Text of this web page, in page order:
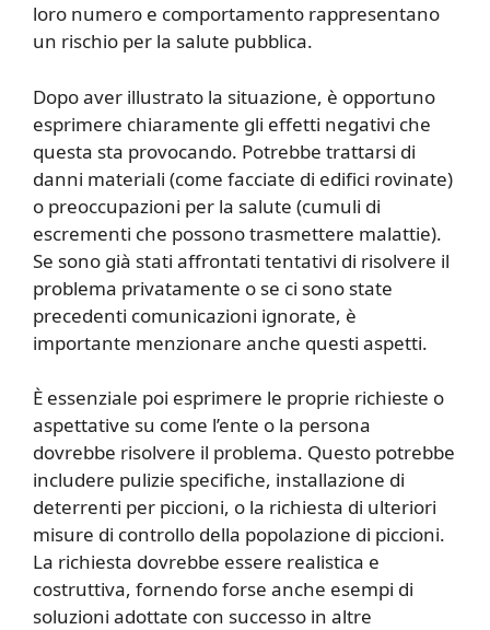
loro numero e comportamento rappresentano
un rischio per la salute pubblica.
Dopo aver illustrato la situazione, è opportuno
esprimere chiaramente gli effetti negativi che
questa sta provocando. Potrebbe trattarsi di
danni materiali (come facciate di edifici rovinate)
o preoccupazioni per la salute (cumuli di
escrementi che possono trasmettere malattie).
Se sono già stati affrontati tentativi di risolvere il
problema privatamente o se ci sono state
precedenti comunicazioni ignorate, è
importante menzionare anche questi aspetti.
È essenziale poi esprimere le proprie richieste o
aspettative su come l’ente o la persona
dovrebbe risolvere il problema. Questo potrebbe
includere pulizie specifiche, installazione di
deterrenti per piccioni, o la richiesta di ulteriori
misure di controllo della popolazione di piccioni.
La richiesta dovrebbe essere realistica e
costruttiva, fornendo forse anche esempi di
soluzioni adottate con successo in altre